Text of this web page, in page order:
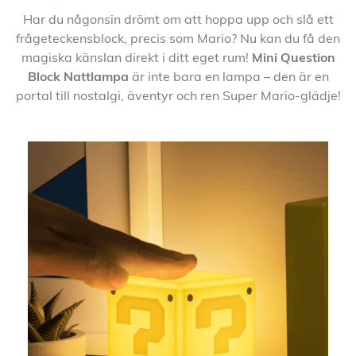
Har du någonsin drömt om att hoppa upp och slå ett
frågeteckensblock, precis som Mario? Nu kan du få den
magiska känslan direkt i ditt eget rum! Mini Question
Block Nattlampa är inte bara en lampa – den är en
portal till nostalgi, äventyr och ren Super Mario-glädje!